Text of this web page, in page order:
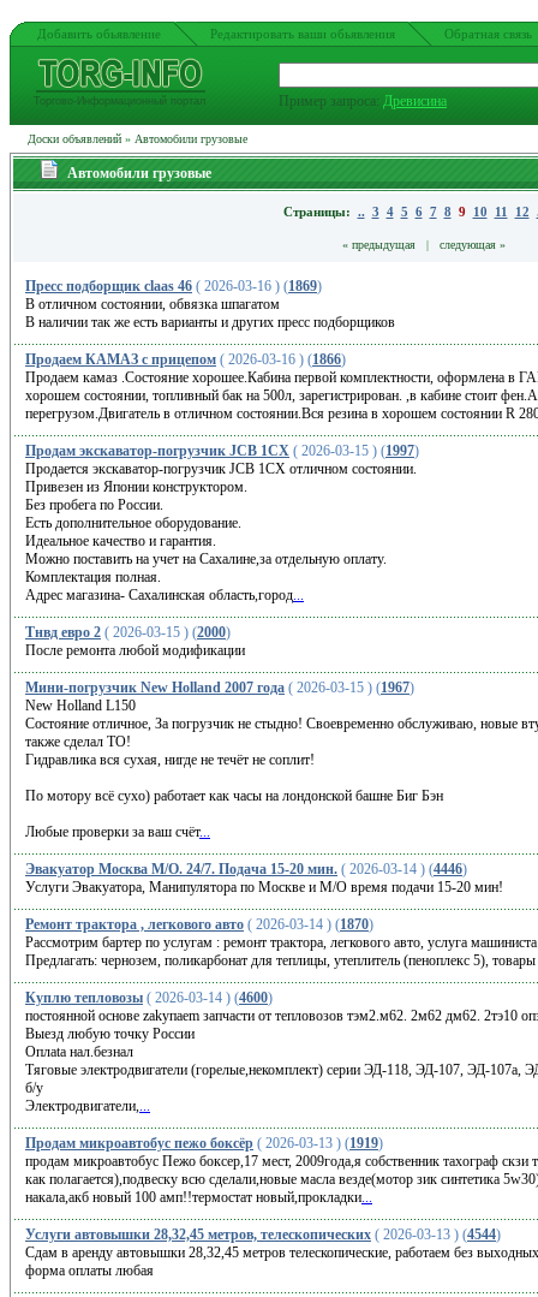
Добавить обьявление Редактировать ваши обьявления Обратная связь
Торгово-Информационный портал Пример запроса: Древисина
Доски объявлений » Автомобили грузовые
Автомобили грузовые
Страницы: .. 3 4 5 6 7 8 9 10 11 12
« предыдущая | следующая »
Пресс подборщик claas 46 ( 2026-03-16 ) (1869)
В отличном состоянии, обвязка шпагатом
В наличии так же есть варианты и других пресс подборщиков
Продаем КАМАЗ с прицепом ( 2026-03-16 ) (1866)
Продаем камаз .Состояние хорошее.Кабина первой комплектности, оформлена в
хорошем состоянии, топливный бак на 500л, зарегистрирован. ,в кабине стоит
перегрузом.Двигатель в отличном состоянии.Вся резина в хорошем состоянии R
Продам экскаватор-погрузчик JCB 1CX ( 2026-03-15 ) (1997)
Продается экскаватор-погрузчик JCB 1CX отличном состоянии.
Привезен из Японии конструктором.
Без пробега по России.
Есть дополнительное оборудование.
Идеальное качество и гарантия.
Можно поставить на учет на Сахалине,за отдельную оплату.
Комплектация полная.
Адрес магазина- Сахалинская область,город...
Тнвд евро 2 ( 2026-03-15 ) (2000)
После ремонта любой модификации
Мини-погрузчик New Holland 2007 года ( 2026-03-15 ) (1967)
New Holland L150
Состояние отличное, За погрузчик не стыдно! Своевременно обслуживаю, новые
также сделал ТО!
Гидравлика вся сухая, нигде не течёт не соплит!
По мотору всё сухо) работает как часы на лондонской башне Биг Бэн
Любые проверки за ваш счёт...
Эвакуатор Москва М/О. 24/7. Подача 15-20 мин. ( 2026-03-14 ) (4446)
Услуги Эвакуатора, Манипулятора по Москве и М/О время подачи 15-20 мин!
Ремонт трактора , легкового авто ( 2026-03-14 ) (1870)
Рассмотрим бартер по услугам : ремонт трактора, легкового авто, услуга машиниста
Предлагать: чернозем, поликарбонат для теплицы, утеплитель (пеноплекс 5),
Куплю тепловозы ( 2026-03-14 ) (4600)
постоянной основе zakyпaem запчасти от тепловозов тэм2.м62. 2м62 дм62. 2тэ10
Выезд любую точку России
Oплata нал.безнал
Тяговые электродвигатели (горелые,некомплект) серии ЭД-118, ЭД-107, ЭД-
б/у
Электродвигатели,...
Продам микроавтобус пежо боксёр ( 2026-03-13 ) (1919)
продам микроавтобус Пежо боксер,17 мест, 2009года,я собственник тахограф скзи
как полагается),подвеску всю сделали,новые масла везде(мотор зик синтетика
накала,акб новый 100 амп!!термостат новый,прокладки...
Услуги автовышки 28,32,45 метров, телескопических ( 2026-03-13 ) (4544)
Сдам в аренду автовышки 28,32,45 метров телескопические, работаем без
форма оплаты любая